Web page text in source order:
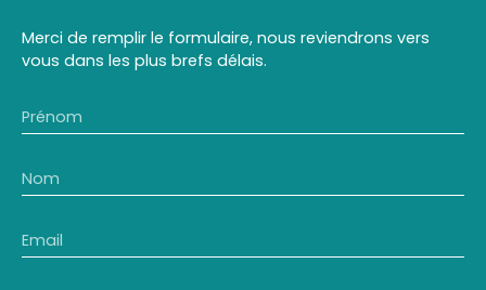
Merci de remplir le formulaire, nous reviendrons vers
vous dans les plus brefs délais.
Prénom
Nom
Email